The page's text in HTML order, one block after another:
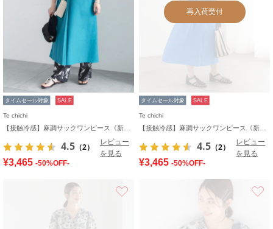
タイムセール対象 SALE
Te chichi
4.5 （2）
レビュー
を見る
¥3,465 -50%OFF-
再入荷受付
タイムセール対象 SALE
Te chichi
4.5 （2）
レビュー
を見る
¥3,465 -50%OFF-